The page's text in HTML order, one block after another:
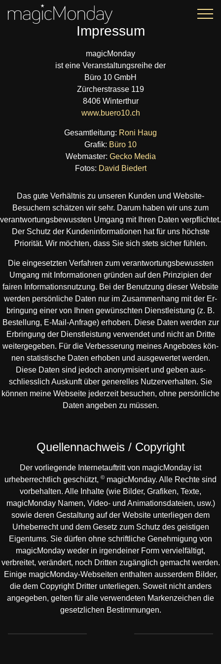
Impressum
magicMonday
ist eine Veranstaltungsreihe der
Büro 10 GmbH
Zürcherstrasse 119
8406 Winterthur
www.buero10.ch
Gesamtleitung: Roni Haug
Grafik: Büro 10
Webmaster: Gecko Media
Fotos: David Biedert
Das gute Verhältnis zu unseren Kunden und Website-
Besuchern schätzen wir sehr. Darum haben wir uns zum
verant­wor­tungs­bewussten Umgang mit Ihren Daten verpflichtet.
Der Schutz der Kundeninformationen hat für uns höchste
Priorität. Wir möchten, dass Sie sich stets sicher fühlen.
Die eingesetzten Verfahren zum verantwortungsbewussten
Umgang mit Informationen gründen auf den Prinzipien der
fairen Informationsnutzung. Bei der Benutzung dieser Website
werden persönliche Daten nur im Zusammenhang mit der Er­
bring­ung einer von Ihnen gewünschten Dienstleistung (z. B.
Bestellung, E-Mail-Anfrage) erhoben. Diese Daten werden zur
Er­bring­ung der Dienstleistung verwendet und nicht an Dritte
weitergegeben. Für die Verbesserung meines Angebotes kön­
nen sta­tis­tische Daten erhoben und ausgewertet werden.
Diese Daten sind jedoch anonymisiert und geben aus­
schliesslich Aus­kunft über generelles Nutzerverhalten. Sie
können meine Webseite jederzeit besuchen, ohne persönliche
Daten angeben zu müssen.
Quellennachweis / Copyright
Der vorliegende Internetauftritt von magicMonday ist
urheberrechtlich geschützt, © magicMonday. Alle Rechte sind
vor­behalten. Alle Inhalte (wie Bilder, Grafiken, Texte,
magicMonday Namen, Video- und Animationsdateien, usw.)
sowie deren Gestaltung auf der Website unterliegen dem
Urheberrecht und dem Gesetz zum Schutz des geistigen
Eigentums. Sie dürfen ohne schriftliche Genehmigung von
magicMonday weder in irgendeiner Form vervielfältigt,
verbreitet, verändert, noch Drit­ten zugänglich gemacht werden.
Einige magicMonday-Webseiten enthalten ausserdem Bilder,
die dem Copyright Dritter unter­liegen. Soweit nicht anders
angegeben, gelten für alle verwendeten Markenzeichen die
gesetzlichen Bestimmungen.